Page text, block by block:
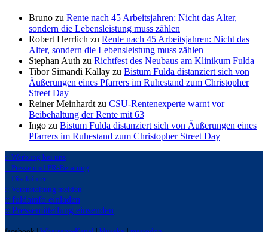
Bruno zu Rente nach 45 Arbeitsjahren: Nicht das Alter,
sondern die Lebensleistung muss zählen
Robert Herrlich zu Rente nach 45 Arbeitsjahren: Nicht das
Alter, sondern die Lebensleistung muss zählen
Stephan Auth zu Richtfest des Neubaus am Klinikum Fulda
Tibor Simandi Kallay zu Bistum Fulda distanziert sich von
Äußerungen eines Pfarrers im Ruhestand zum Christopher
Street Day
Reiner Meinhardt zu CSU-Rentenexperte warnt vor
Beibehaltung der Rente mit 63
Ingo zu Bistum Fulda distanziert sich von Äußerungen eines
Pfarrers im Ruhestand zum Christopher Street Day
:: Werbung bei uns
:: Presse und PR-Beratung
:: Disclaimer
:: Veranstaltung melden
:: fuldainfo einladen
:: Pressemitteilung einsenden